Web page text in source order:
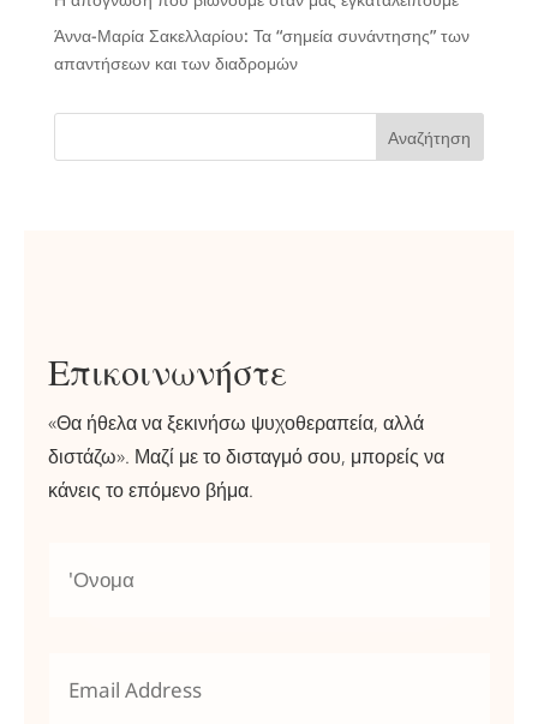
Άννα-Μαρία Σακελλαρίου: Τα “σημεία συνάντησης” των
απαντήσεων και των διαδρομών
Αναζήτηση
Επικοινωνήστε
«Θα ήθελα να ξεκινήσω ψυχοθεραπεία, αλλά
διστάζω». Μαζί με το δισταγμό σου, μπορείς να
κάνεις το επόμενο βήμα.